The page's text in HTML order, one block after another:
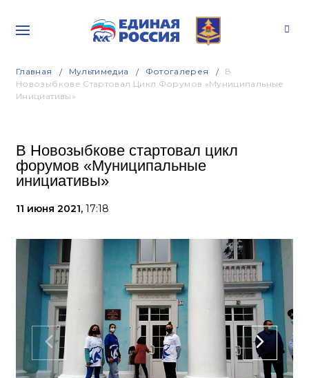
Главная Мультимедиа Фотогалерея
В
Новозыбкове Стартовал Цикл Форумов «Муниципальные
Инициативы»
В Новозыбкове стартовал цикл
форумов «Муниципальные
инициативы»
11 июня 2021, 17:18